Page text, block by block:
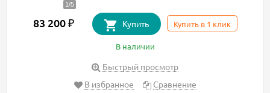
83 200 ₽ Купить Купить в 1 клик
В наличии
Быстрый просмотр
В избранное
Сравнение